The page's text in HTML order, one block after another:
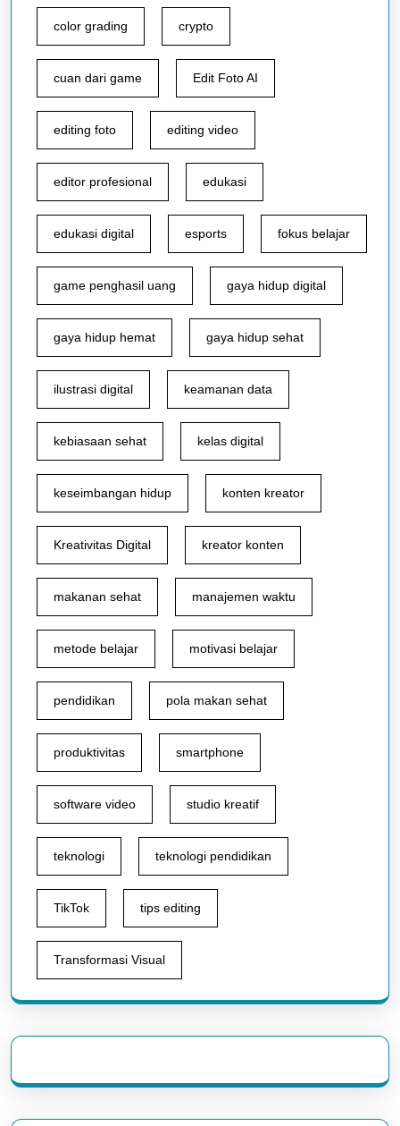
color grading crypto
cuan dari game Edit Foto AI
editing foto editing video
editor profesional edukasi
edukasi digital esports fokus belajar
game penghasil uang gaya hidup digital
gaya hidup hemat gaya hidup sehat
ilustrasi digital keamanan data
kebiasaan sehat kelas digital
keseimbangan hidup konten kreator
Kreativitas Digital kreator konten
makanan sehat manajemen waktu
metode belajar motivasi belajar
pendidikan pola makan sehat
produktivitas smartphone
software video studio kreatif
teknologi teknologi pendidikan
TikTok tips editing
Transformasi Visual